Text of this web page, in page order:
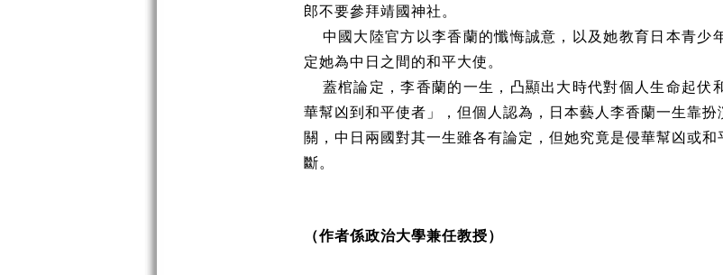
郎不要參拜靖國神社。
中國大陸官方以李香蘭的懺悔誠意，以及她教育日本青少
定她為中日之間的和平大使。
蓋棺論定，李香蘭的一生，凸顯出大時代對個人生命起伏
華幫凶到和平使者」，但個人認為，日本藝人李香蘭一生靠
關，中日兩國對其一生雖各有論定，但她究竟是侵華幫凶或
斷。
（作者係政治大學兼任教授）